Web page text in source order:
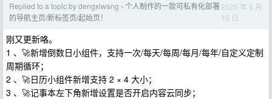
Replied to a topic by dengxiwang › 个人制作的一款可私有化部署
的导航主页/新标签页/起始页！
2025 年 6 月
10 日
刚又更新咯。
1 、🚀新增倒数日小组件，支持一次/每天/每周/每月/每年/自定义定制
周期循环；
2 、🚀日历小组件新增支持 2 × 4 大小；
3 、🚀记事本左下角新增设置是否开启内容云同步；